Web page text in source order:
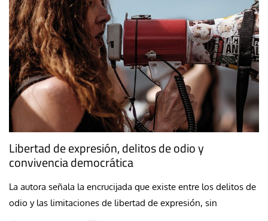
Libertad de expresión, delitos de odio y
convivencia democrática
La autora señala la encrucijada que existe entre los delitos de
odio y las limitaciones de libertad de expresión, sin